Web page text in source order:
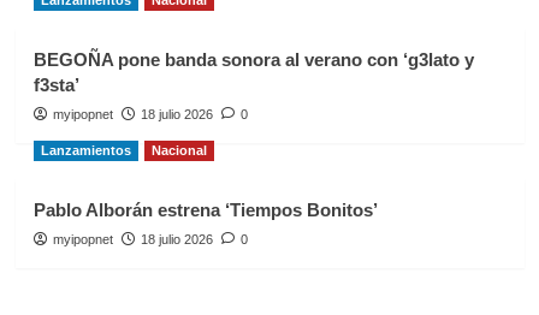
BEGOÑA pone banda sonora al verano con ‘g3lato y
f3sta’
myipopnet 18 julio 2026 0
Lanzamientos Nacional
Pablo Alborán estrena ‘Tiempos Bonitos’
myipopnet 18 julio 2026 0